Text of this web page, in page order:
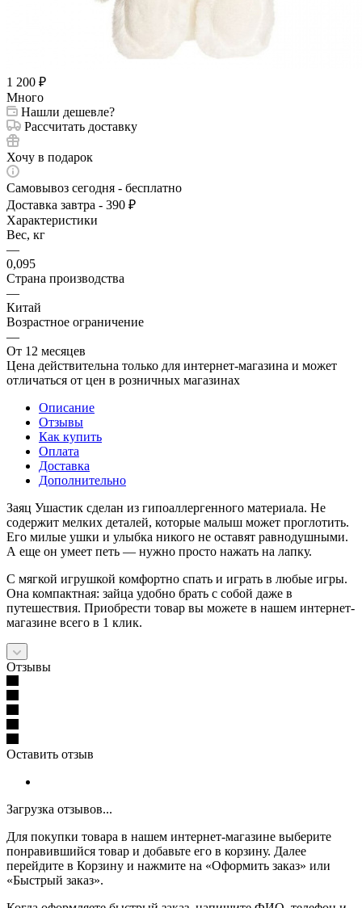
1 200 ₽
Много
Нашли дешевле?
Рассчитать доставку
Хочу в подарок
Самовывоз сегодня - бесплатно
Доставка завтра - 390 ₽
Характеристики
Вес, кг
—
0,095
Страна производства
—
Китай
Возрастное ограничение
—
От 12 месяцев
Цена действительна только для интернет-магазина и может
отличаться от цен в розничных магазинах
Описание
Отзывы
Как купить
Оплата
Доставка
Дополнительно
Заяц Ушастик сделан из гипоаллергенного материала. Не
содержит мелких деталей, которые малыш может проглотить.
Его милые ушки и улыбка никого не оставят равнодушными.
А еще он умеет петь — нужно просто нажать на лапку.
С мягкой игрушкой комфортно спать и играть в любые игры.
Она компактная: зайца удобно брать с собой даже в
путешествия. Приобрести товар вы можете в нашем интернет-
магазине всего в 1 клик.
Отзывы
Оставить отзыв
Загрузка отзывов...
Для покупки товара в нашем интернет-магазине выберите
понравившийся товар и добавьте его в корзину. Далее
перейдите в Корзину и нажмите на «Оформить заказ» или
«Быстрый заказ».